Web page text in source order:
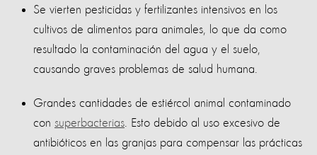
Se vierten pesticidas y fertilizantes intensivos en los
cultivos de alimentos para animales, lo que da como
resultado la contaminación del agua y el suelo,
causando graves problemas de salud humana.
Grandes cantidades de estiércol animal contaminado
con superbacterias . Esto debido al uso excesivo de
antibióticos en las granjas para compensar las prácticas